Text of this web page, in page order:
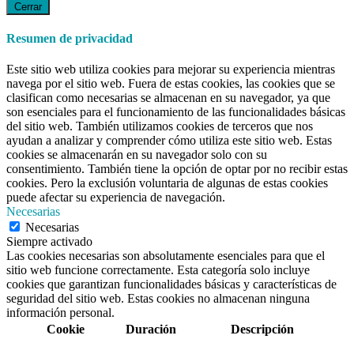
Cerrar
Resumen de privacidad
Este sitio web utiliza cookies para mejorar su experiencia mientras
navega por el sitio web. Fuera de estas cookies, las cookies que se
clasifican como necesarias se almacenan en su navegador, ya que
son esenciales para el funcionamiento de las funcionalidades básicas
del sitio web. También utilizamos cookies de terceros que nos
ayudan a analizar y comprender cómo utiliza este sitio web. Estas
cookies se almacenarán en su navegador solo con su
consentimiento. También tiene la opción de optar por no recibir estas
cookies. Pero la exclusión voluntaria de algunas de estas cookies
puede afectar su experiencia de navegación.
Necesarias
Necesarias
Siempre activado
Las cookies necesarias son absolutamente esenciales para que el
sitio web funcione correctamente. Esta categoría solo incluye
cookies que garantizan funcionalidades básicas y características de
seguridad del sitio web. Estas cookies no almacenan ninguna
información personal.
Cookie
Duración Descripción